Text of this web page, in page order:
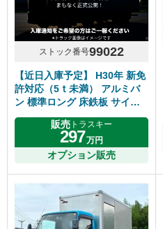
ストック番号99022
【近日入庫予定】 H30年 新免
許対応（5ｔ未満） アルミバ
ン 標準ロング 床鉄板 サイド
扉 内高218cm 5速マニュアル
いすゞエルフ
販売 トラスキー
297万円
オプション販売